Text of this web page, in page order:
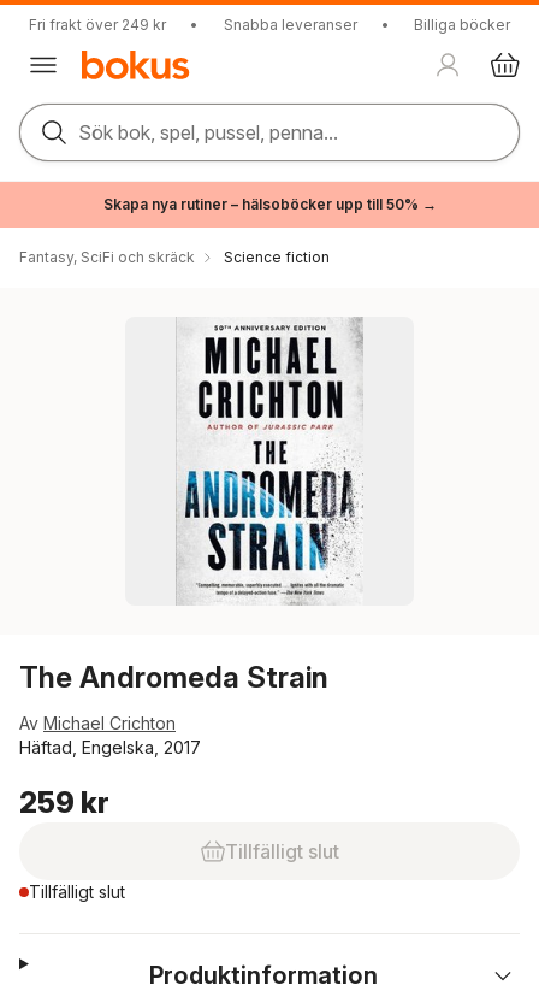
Fri frakt över 249 kr • Snabba leveranser • Billiga böcker
Sök bok, spel, pussel, penna...
Skapa nya rutiner – hälsoböcker upp till 50% →
Fantasy, SciFi och skräck Science fiction
The Andromeda Strain
Av Michael Crichton
Häftad, Engelska, 2017
259 kr
Tillfälligt slut
Tillfälligt slut
Produktinformation